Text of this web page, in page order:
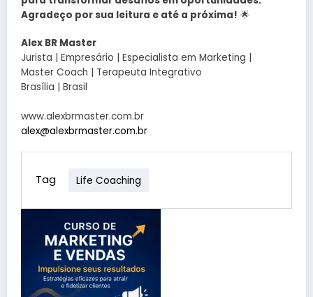
Agradeço por sua leitura e até a próxima! 🌟
Alex BR Master
Jurista | Empresário | Especialista em Marketing |
Master Coach | Terapeuta Integrativo
Brasília | Brasil
www.alexbrmaster.com.br
alex@alexbrmaster.com.br
Tag Life Coaching